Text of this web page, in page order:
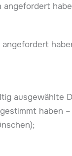
angefordert
ausgewählte
haben